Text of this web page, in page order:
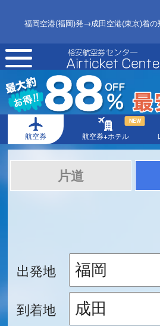
福岡空港(福岡)発→成田空港(東京)着
toggle
navigation
航空券 航空券+ホテル
NEW
片道
出発地
到着地